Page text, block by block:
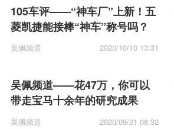
105车评——“神车厂”上新！五
菱凯捷能接棒“神车”称号吗？
吴佩频道 2020/10/10 13:31
吴佩频道——花47万，你可以
带走宝马十余年的研究成果
吴佩频道 2020/09/21 08:32